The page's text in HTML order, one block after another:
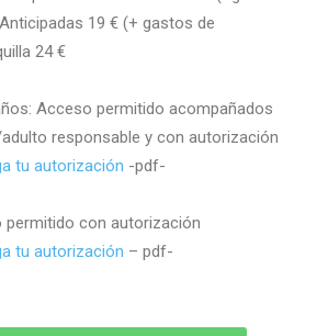
19 € (+ gastos de
24 €
Acceso permitido acompañados
responsable y con autorización
tu autorización -pdf-
permitido con autorización
tu autorización – pdf-